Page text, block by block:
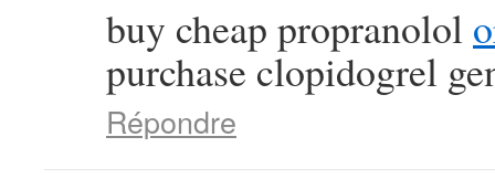
buy cheap propranolol
purchase clopidogrel
Répondre